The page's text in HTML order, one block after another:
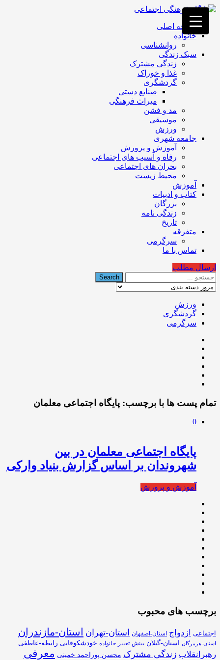
فصد
خون
غرب
تهران
خشکشویی
تصفیه
تهران
صفحه اصلی
خانواده
روانشناسی
سبک زندگی
زندگی مشترک
غذا و خوراک
گردشگری
صنایع دستی
میراث فرهنگی
مد و فشن
موسیقی
ورزش
جامعه شهری
آموزش و پرورش
رفاه و آسیب های اجتماعی
بحران های اجتماعی
محیط زیست
آموزش
کتاب و ادبیات
بزرگان
زندگی نامه
تاریخ
متفرقه
سرگرمی
تماس با ما
ارسال مطلب
ورزش
گردشگری
سرگرمی
تمام پست ها با برچسب: پایگاه اجتماعی معلمان
0
پایگاه اجتماعی معلمان در بین
شهروندان بر اساس گزارش بنیاد وارکی
آموزش و پرورش
برچسب های محبوب
اجتماعی ازدواج استان-اصفهان استان-تهران استان-مازندران
استان-هرمزگان استان-گیلان بینش تغییر خانواده خودشکوفایی رابطه-عاطفی
رهبرانقلاب زندگی مشترک محسن پوراحمد خمینی معرفی